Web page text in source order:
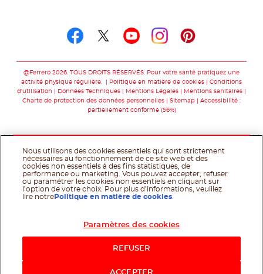
@Ferrero 2026. TOUS DROITS RÉSERVÉS. Pour votre santé pratiquez une
activité physique régulière.
Politique en matière de cookies
Conditions
d'utilisation
Données Techniques Mentions Légales
Mentions sanitaires
Charte de protection des données personnelles
Sitemap
Accessibilité :
partiellement conforme (56%)
Nous utilisons des cookies essentiels qui sont strictement
nécessaires au fonctionnement de ce site web et des
cookies non essentiels à des fins statistiques, de
performance ou marketing. Vous pouvez accepter, refuser
ou paramétrer les cookies non essentiels en cliquant sur
l’option de votre choix. Pour plus d’informations, veuillez
lire notre Politique en matière de cookies
Paramètres des cookies
REFUSER